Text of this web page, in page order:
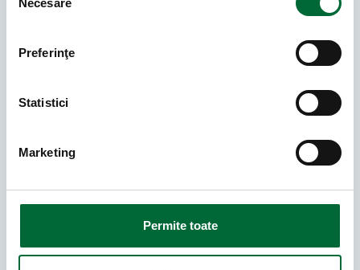
Preferinţe
Statistici
Marketing
Permite toate
Identificare si genotipare HPV, viremii ai genotipare
Prelucrare histologica si diagnostic pentru piese
chirurgicale si biopsii, citologie exfoliativa si pentru
Laboratorul de analize medicale al Clinicii
amenajat conform celor mai moderne exigente
privind activitatile de laborator si este certificat ISO
cerintele generale pentru competenta laboratoarelor,